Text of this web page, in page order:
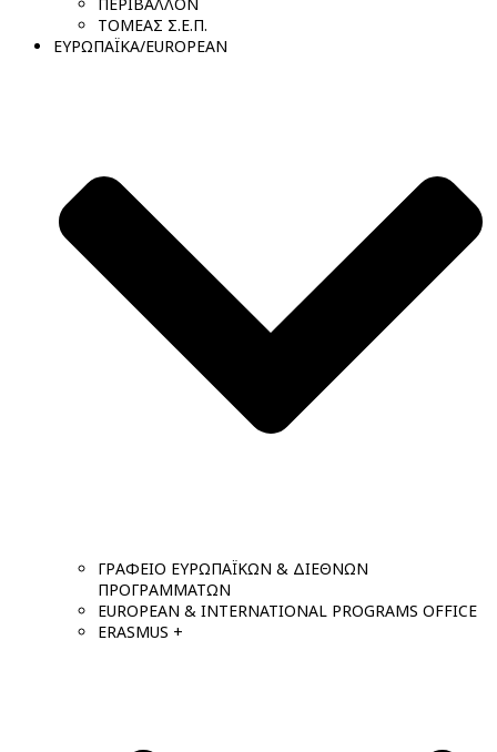
ΤΟΜΕΑΣ Σ.Ε.Π.
ΕΥΡΩΠΑΪΚΑ/EUROPEAN
ΓΡΑΦΕΙΟ ΕΥΡΩΠΑΪΚΩΝ & ΔΙΕΘΝΩΝ
ΠΡΟΓΡΑΜΜΑΤΩΝ
EUROPEAN & INTERNATIONAL PROGRAMS OFFICE
ERASMUS +